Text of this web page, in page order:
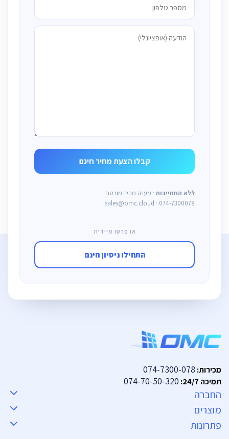
ללא התחייבות · מענה מהיר מובטח
sales@omc.cloud · 074-7300078
או פרסו מיידית
התחילו ניסיון חינם
מכירות: 074-7300-078
תמיכה 24/7: 074-70-50-320
החברה
מוצרים
פתרונות